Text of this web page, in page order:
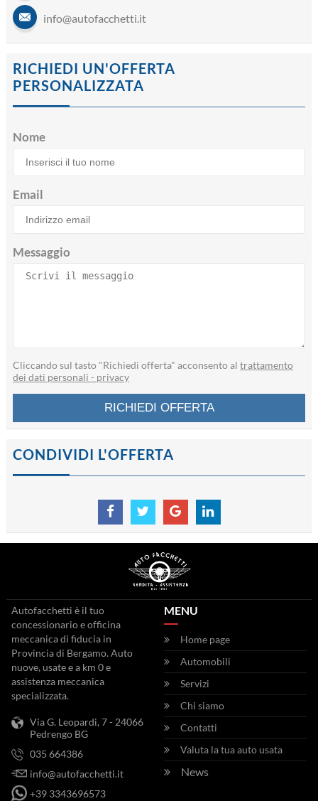
info@autofacchetti.it
RICHIEDI UN'OFFERTA
PERSONALIZZATA
Nome
Email
Messaggio
Cliccando sul tasto "Richiedi offerta" acconsento al trattamento
dei dati personali - privacy
CONDIVIDI L'OFFERTA
Autofacchetti è il tuo
concessionario e officina
meccanica di fiducia in
Provincia di Bergamo. Auto
nuove, usate e a km 0 e
assistenza meccanica
specializzata.
Via G. Leopardi, 7 - 24066
Pedrengo BG
035 664386
info@autofacchetti.it
+39 3343696573
MENU
Home page
Automobili
Servizi
Chi siamo
Contatti
Valuta la tua auto usata
News